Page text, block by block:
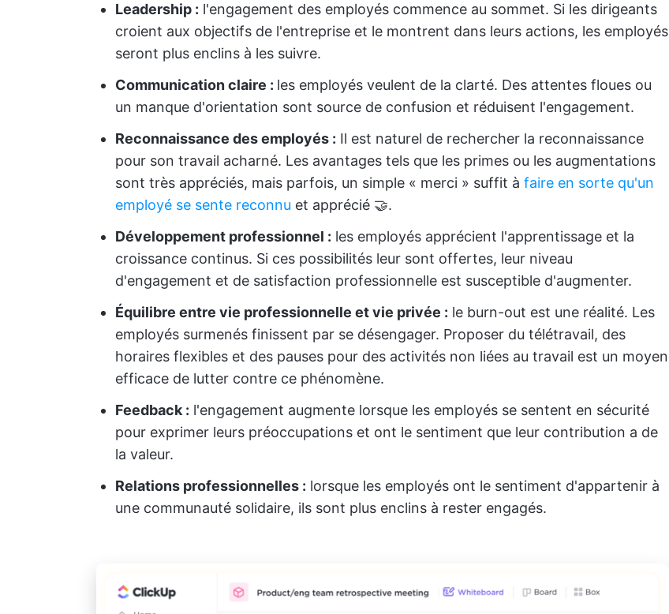
Leadership : l'engagement des employés commence au sommet. Si les dirigeants
croient aux objectifs de l'entreprise et le montrent dans leurs actions, les employés
seront plus enclins à les suivre.
Communication claire : les employés veulent de la clarté. Des attentes floues ou
un manque d'orientation sont source de confusion et réduisent l'engagement.
Reconnaissance des employés : Il est naturel de rechercher la reconnaissance
pour son travail acharné. Les avantages tels que les primes ou les augmentations
sont très appréciés, mais parfois, un simple « merci » suffit à faire en sorte qu'un
employé se sente reconnu et apprécié 🤝.
Développement professionnel : les employés apprécient l'apprentissage et la
croissance continus. Si ces possibilités leur sont offertes, leur niveau
d'engagement et de satisfaction professionnelle est susceptible d'augmenter.
Équilibre entre vie professionnelle et vie privée : le burn-out est une réalité. Les
employés surmenés finissent par se désengager. Proposer du télétravail, des
horaires flexibles et des pauses pour des activités non liées au travail est un moyen
efficace de lutter contre ce phénomène.
Feedback : l'engagement augmente lorsque les employés se sentent en sécurité
pour exprimer leurs préoccupations et ont le sentiment que leur contribution a de
la valeur.
Relations professionnelles : lorsque les employés ont le sentiment d'appartenir à
une communauté solidaire, ils sont plus enclins à rester engagés.